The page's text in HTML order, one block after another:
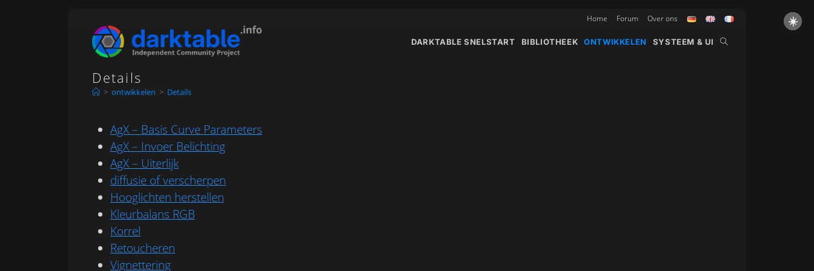
☀️
Home Forum Over ons
DARKTABLE SNELSTART BIBLIOTHEEK ONTWIKKELEN SYSTEEM & UI TOGGLE
Details
> ontwikkelen > Details
AgX – Basis Curve Parameters
AgX – Invoer Belichting
AgX – Uiterlijk
diffusie of verscherpen
Hooglichten herstellen
Kleurbalans RGB
Korrel
Retoucheren
Vignettering